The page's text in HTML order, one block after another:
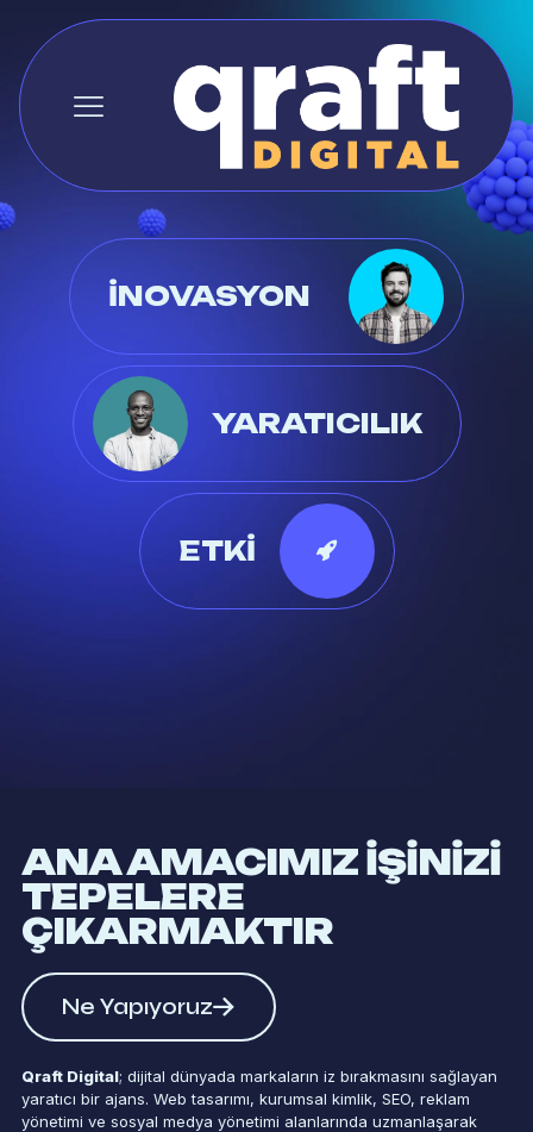
İNOVASYON
YARATICILIK
ETKİ
ANA AMACIMIZ İŞİNİZİ
TEPELERE
ÇIKARMAKTIR
Ne Yapıyoruz
Qraft Digital; dijital dünyada markaların iz bırakmasını sağlayan
yaratıcı bir ajans. Web tasarımı, kurumsal kimlik, SEO, reklam
yönetimi ve sosyal medya yönetimi alanlarında uzmanlaşarak